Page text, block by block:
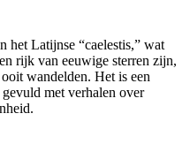
het Latijnse “caelestis,” wat
rijk van eeuwige sterren zijn,
wandelden. Het is een
met verhalen over